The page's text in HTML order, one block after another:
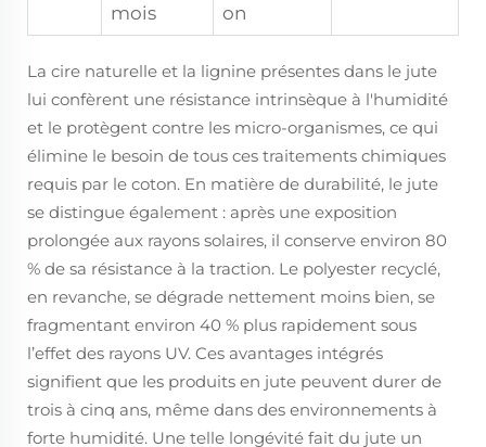
mois
on
La cire naturelle et la lignine présentes dans le jute
lui confèrent une résistance intrinsèque à l'humidité
et le protègent contre les micro-organismes, ce qui
élimine le besoin de tous ces traitements chimiques
requis par le coton. En matière de durabilité, le jute
se distingue également : après une exposition
prolongée aux rayons solaires, il conserve environ 80
% de sa résistance à la traction. Le polyester recyclé,
en revanche, se dégrade nettement moins bien, se
fragmentant environ 40 % plus rapidement sous
l’effet des rayons UV. Ces avantages intégrés
signifient que les produits en jute peuvent durer de
trois à cinq ans, même dans des environnements à
forte humidité. Une telle longévité fait du jute un